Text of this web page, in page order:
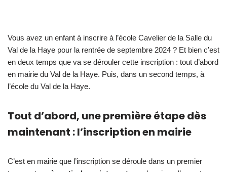
Vous avez un enfant à inscrire à l’école Cavelier de la Salle du
Val de la Haye pour la rentrée de septembre 2024 ? Et bien c’est
en deux temps que va se dérouler cette inscription : tout d’abord
en mairie du Val de la Haye. Puis, dans un second temps, à
l’école du Val de la Haye.
Tout d’abord, une première étape dès
maintenant : l’inscription en mairie
C’est en mairie que l’inscription se déroule dans un premier